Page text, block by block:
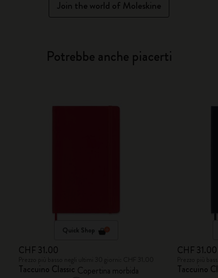
Join the world of Moleskine
Potrebbe anche piacerti
Quick Shop
CHF 31.00
Taccuino Classic Copertina morbida
CHF 31.00
Taccuino